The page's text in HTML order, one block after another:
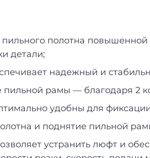
полотна
детали;
надежный и
рамы — благодаря 2
удобны для
и поднятие пильной
устранить люфт и